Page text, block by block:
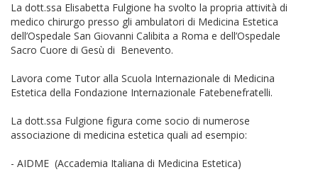
La dott.ssa Elisabetta Fulgione ha svolto la propria attività di
medico chirurgo presso gli ambulatori di Medicina Estetica
dell’Ospedale San Giovanni Calibita a Roma e dell’Ospedale
Sacro Cuore di Gesù di Benevento.
Lavora come Tutor alla Scuola Internazionale di Medicina
Estetica della Fondazione Internazionale Fatebenefratelli.
La dott.ssa Fulgione figura come socio di numerose
associazione di medicina estetica quali ad esempio:
- AIDME (Accademia Italiana di Medicina Estetica)